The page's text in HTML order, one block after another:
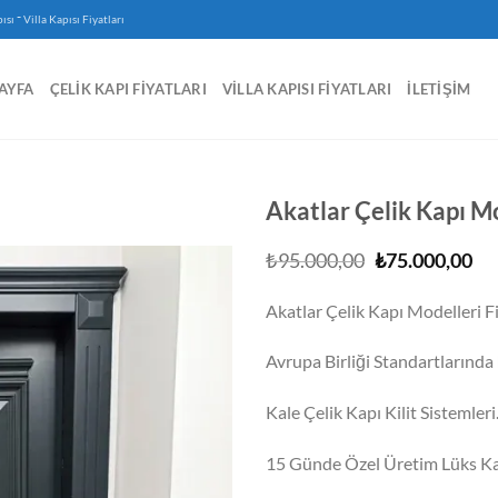
-Villa Kapısı Fiyatları
ÇELIK KAPI FIYATLARI VILLA KAPISI FIYATLARI İLETIŞIM
Akatlar Çelik Kapı
₺95.000,00 Orijinal
₺75.000,00Şu
Akatlar Çelik Kapı Modelleri
Avrupa Birliği Standartlarında
Kale Çelik Kapı Kilit Sistemleri.
15 Günde Özel Üretim Lüks